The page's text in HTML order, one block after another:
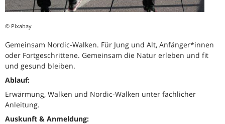
© Pixabay
Gemeinsam Nordic-Walken. Für Jung und Alt, Anfänger*innen
oder Fortgeschrittene. Gemeinsam die Natur erleben und fit
und gesund bleiben.
Ablauf:
Erwärmung, Walken und Nordic-Walken unter fachlicher
Anleitung​.
Auskunft & Anmeldung: